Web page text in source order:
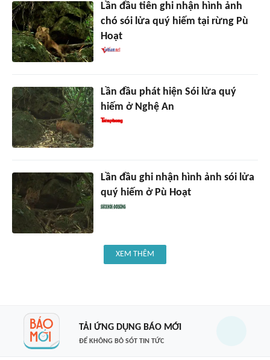
Lần đầu tiên ghi nhận hình ảnh
chó sói lửa quý hiếm tại rừng Pù
Hoạt
Lần đầu phát hiện Sói lửa quý
hiếm ở Nghệ An
Lần đầu ghi nhận hình ảnh sói lửa
quý hiếm ở Pù Hoạt
XEM THÊM
TẢI ỨNG DỤNG BÁO MỚI
ĐỂ KHÔNG BỎ SÓT TIN TỨC